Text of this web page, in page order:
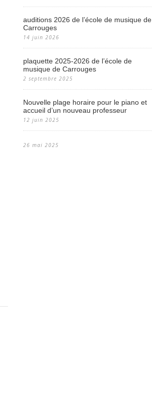
auditions 2026 de l’école de musique de
Carrouges
14 juin 2026
plaquette 2025-2026 de l’école de
musique de Carrouges
2 septembre 2025
Nouvelle plage horaire pour le piano et
accueil d’un nouveau professeur
12 juin 2025
26 mai 2025